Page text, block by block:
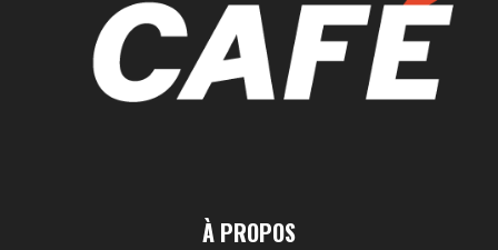
À PROPOS